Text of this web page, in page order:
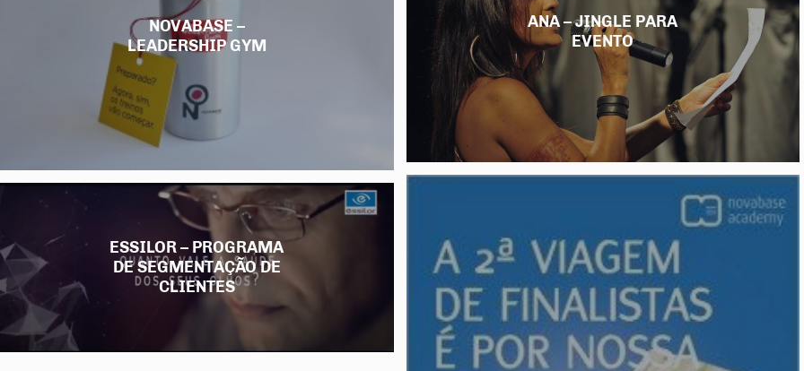
NOVABASE –
LEADERSHIP GYM
ANA – JINGLE PARA
EVENTO
ESSILOR – PROGRAMA
DE SEGMENTAÇÃO DE
CLIENTES